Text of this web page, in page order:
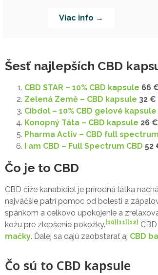
Viac info →
Šesť najlepších CBD
CBD STAR – 10% CBD kapsule 66
Zelená Země – CBD kapsule 32 €
Cibdol – 10% CBD gelové kapsule
Konopný Táta – CBD kapsule 26 €
Pharma Activ – CBD full spectrum
I am CBD – Full Spectrum CBD 52
Čo je to CBD
CBD čiže kanabidiol je prírodná látka
najväčšie patrí pomoc od bolesti a
spánkom a celkovo upokojenie a
kožu pre zlepšenie pokožky. [10] [11] [12]
mačky. Ďalej sa dajú zaobstarať aj CBD
Čo sú to CBD kapsule